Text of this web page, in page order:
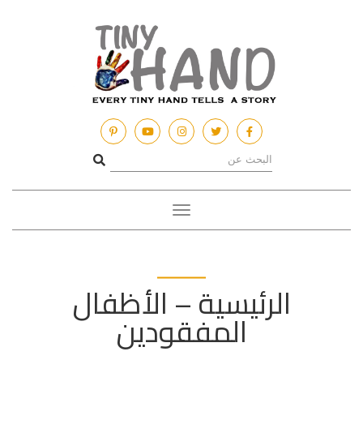
Toggle
navigation
الرئيسية – الأظفال
المفقودين